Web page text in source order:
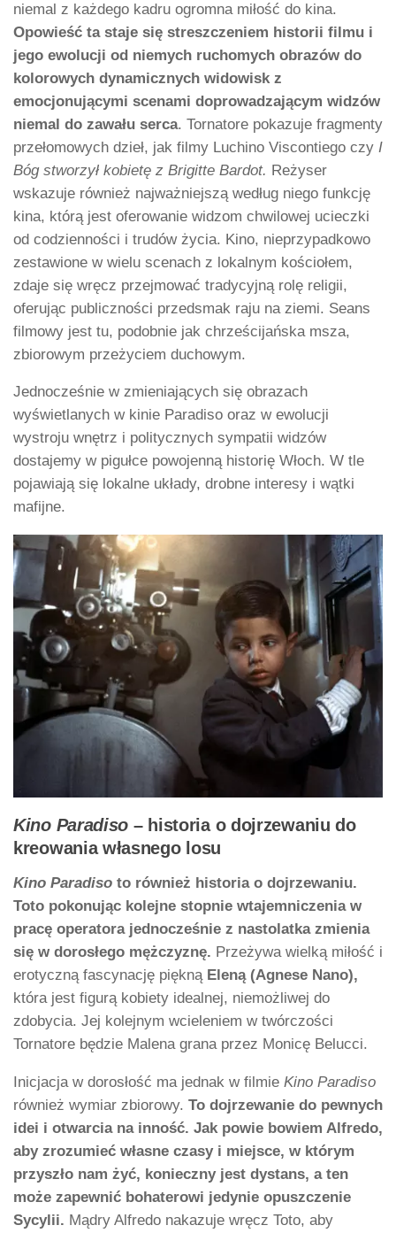
niemal z każdego kadru ogromna miłość do kina.
Opowieść ta staje się streszczeniem historii filmu i
jego ewolucji od niemych ruchomych obrazów do
kolorowych dynamicznych widowisk z
emocjonującymi scenami doprowadzającym widzów
niemal do zawału serca. Tornatore pokazuje fragmenty
przełomowych dzieł, jak filmy Luchino Viscontiego czy I
Bóg stworzył kobietę z Brigitte Bardot. Reżyser
wskazuje również najważniejszą według niego funkcję
kina, którą jest oferowanie widzom chwilowej ucieczki
od codzienności i trudów życia. Kino, nieprzypadkowo
zestawione w wielu scenach z lokalnym kościołem,
zdaje się wręcz przejmować tradycyjną rolę religii,
oferując publiczności przedsmak raju na ziemi. Seans
filmowy jest tu, podobnie jak chrześcijańska msza,
zbiorowym przeżyciem duchowym.
Jednocześnie w zmieniających się obrazach
wyświetlanych w kinie Paradiso oraz w ewolucji
wystroju wnętrz i politycznych sympatii widzów
dostajemy w pigułce powojenną historię Włoch. W tle
pojawiają się lokalne układy, drobne interesy i wątki
mafijne.
Kino Paradiso – historia o dojrzewaniu do
kreowania własnego losu
Kino Paradiso to również historia o dojrzewaniu.
Toto pokonując kolejne stopnie wtajemniczenia w
pracę operatora jednocześnie z nastolatka zmienia
się w dorosłego mężczyznę. Przeżywa wielką miłość i
erotyczną fascynację piękną Eleną (Agnese Nano),
która jest figurą kobiety idealnej, niemożliwej do
zdobycia. Jej kolejnym wcieleniem w twórczości
Tornatore będzie Malena grana przez Monicę Belucci.
Inicjacja w dorosłość ma jednak w filmie Kino Paradiso
również wymiar zbiorowy. To dojrzewanie do pewnych
idei i otwarcia na inność. Jak powie bowiem Alfredo,
aby zrozumieć własne czasy i miejsce, w którym
przyszło nam żyć, konieczny jest dystans, a ten
może zapewnić bohaterowi jedynie opuszczenie
Sycylii. Mądry Alfredo nakazuje wręcz Toto, aby